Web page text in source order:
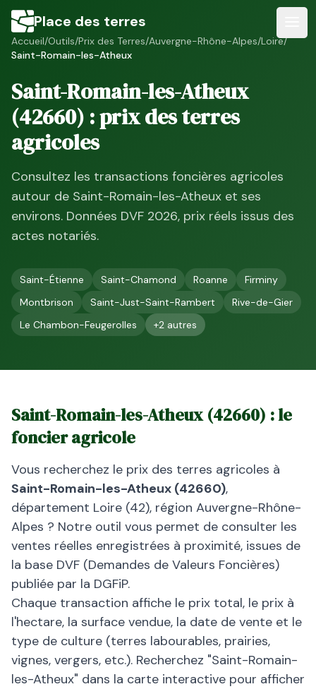
Place des terres
Accueil/Outils/Prix des Terres/Auvergne-Rhône-Alpes/Loire/
Saint-Romain-les-Atheux
Saint-Romain-les-Atheux
(42660) : prix des terres
agricoles
Consultez les transactions foncières agricoles
autour de Saint-Romain-les-Atheux et ses
environs. Données DVF 2026, prix réels issus des
actes notariés.
Saint-Étienne Saint-Chamond Roanne
Firminy
Montbrison
Saint-Just-Saint-Rambert
Rive-de-Gier
Le Chambon-Feugerolles
+2 autres
Saint-Romain-les-Atheux(42660) : le
foncier agricole
Vous recherchez le prix des terres agricoles à
Saint-Romain-les-Atheux (42660),
département Loire (42), région Auvergne-Rhône-
Alpes ? Notre outil vous permet de consulter les
ventes réelles enregistrées à proximité, issues de
la base DVF (Demandes de Valeurs Foncières)
publiée par la DGFiP.
Chaque transaction affiche le prix total, le prix à
l'hectare, la surface vendue, la date de vente et le
type de culture (terres labourables, prairies,
vignes, vergers, etc.). Recherchez "Saint-Romain-
les-Atheux" dans la carte interactive pour afficher